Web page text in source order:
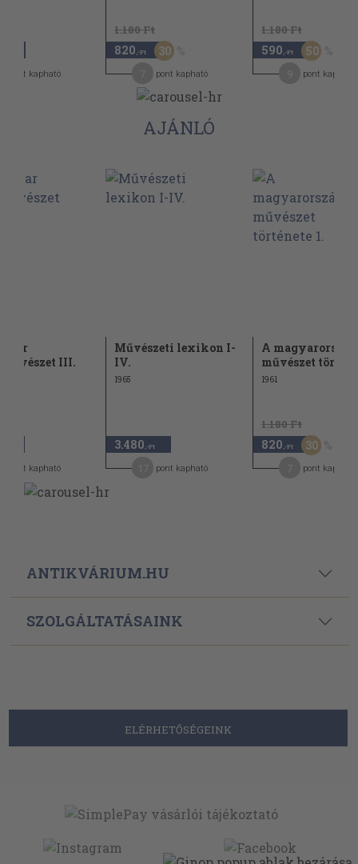
pont kapható
1.180 Ft
820 ,-Ft 30
pont kapható
1.180 Ft
590 ,-Ft 50
pont kapható
AJÁNLÓ
III.
pont kapható
Művészeti lexikon I-
IV.
1965
3.480 ,-Ft
pont kapható
A
művészet
1961
1.180 Ft
820 ,-Ft 30
pont kapható
ANTIKVÁRIUM.HU
SZOLGÁLTATÁSAINK
ELÉRHETŐSÉGEINK